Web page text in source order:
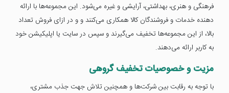
فرهنگی و هنری، بهداشتی، آرایشی و غیره می‌شود. این مجموعه‌ها با ارائه
دهنده خدمات و فروشندگان کالا همکاری می‌کنند و و در ازای فروش تعداد
بالا، از این مجموعه‌ها تخفیف می‌گیرند و سپس در سایت یا اپلیکیشن خود
به کاربر ارائه می‌دهند.
مزیت و خصوصیات تخفیف گروهی
با توجه به رقابت بین شرکت‌ها و همچنین تلاش جهت جذب مشتری،